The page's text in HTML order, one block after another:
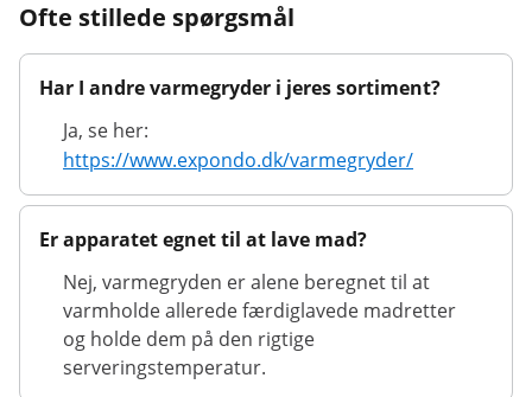
Ofte stillede spørgsmål
Har I andre varmegryder i jeres sortiment?
Ja, se her:
https://www.expondo.dk/varmegryder/
Er apparatet egnet til at lave mad?
Nej, varmegryden er alene beregnet til at
varmholde allerede færdiglavede madretter
og holde dem på den rigtige
serveringstemperatur.